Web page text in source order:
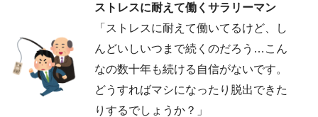
ストレスに耐えて働くサラリーマン
「ストレスに耐えて働いてるけど、し
んどいしいつまで続くのだろう…こん
なの数十年も続ける自信がないです。
どうすればマシになったり脱出できた
りするでしょうか？」